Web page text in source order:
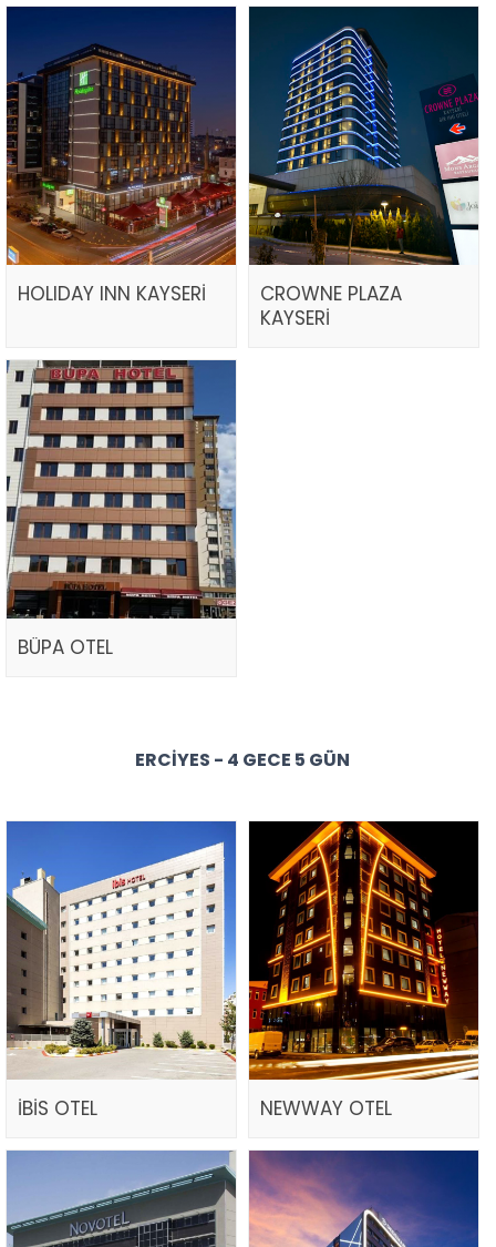
HOLIDAY INN KAYSERİ
CROWNE PLAZA
KAYSERİ
BÜPA OTEL
ERCIYES - 4 GECE 5 GÜN
İBİS OTEL NEWWAY OTEL